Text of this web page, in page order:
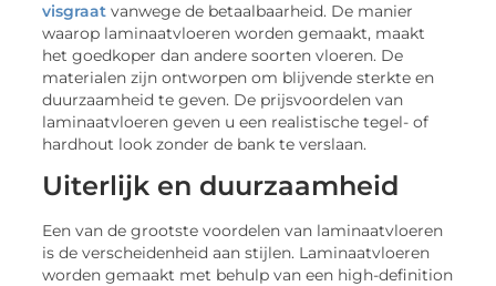
visgraat vanwege de betaalbaarheid. De manier
waarop laminaatvloeren worden gemaakt, maakt
het goedkoper dan andere soorten vloeren. De
materialen zijn ontworpen om blijvende sterkte en
duurzaamheid te geven. De prijsvoordelen van
laminaatvloeren geven u een realistische tegel- of
hardhout look zonder de bank te verslaan.
Uiterlijk en duurzaamheid
Een van de grootste voordelen van laminaatvloeren
is de verscheidenheid aan stijlen. Laminaatvloeren
worden gemaakt met behulp van een high-definition